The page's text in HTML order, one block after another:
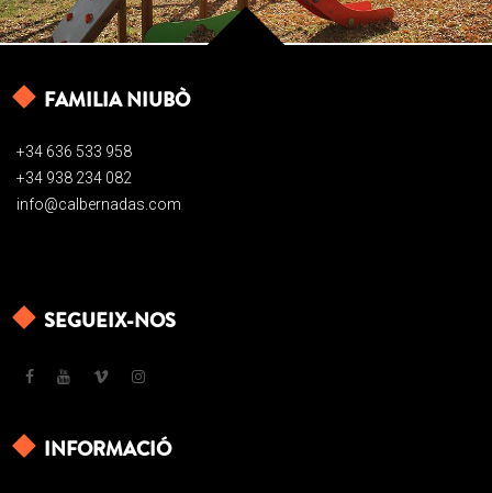
FAMILIA NIUBÒ
+34 636 533 958
+34 938 234 082
info@calbernadas.com
SEGUEIX-NOS
INFORMACIÓ